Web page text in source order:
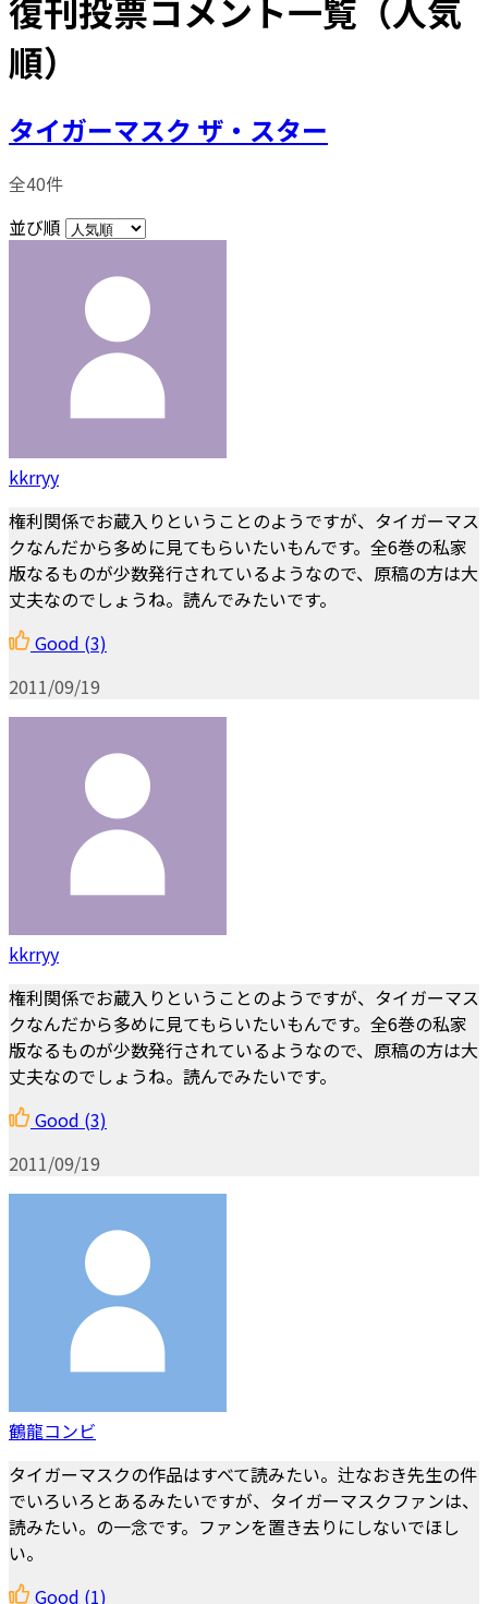
復刊投票コメント一覧（人気
順）
タイガーマスク ザ・スター
全40件
並び順
kkrryy
権利関係でお蔵入りということのようですが、タイガーマス
クなんだから多めに見てもらいたいもんです。全6巻の私家
版なるものが少数発行されているようなので、原稿の方は大
丈夫なのでしょうね。読んでみたいです。
Good (3)
2011/09/19
kkrryy
権利関係でお蔵入りということのようですが、タイガーマス
クなんだから多めに見てもらいたいもんです。全6巻の私家
版なるものが少数発行されているようなので、原稿の方は大
丈夫なのでしょうね。読んでみたいです。
Good (3)
2011/09/19
鶴龍コンビ
タイガーマスクの作品はすべて読みたい。辻なおき先生の件
でいろいろとあるみたいですが、タイガーマスクファンは、
読みたい。の一念です。ファンを置き去りにしないでほし
い。
Good (1)